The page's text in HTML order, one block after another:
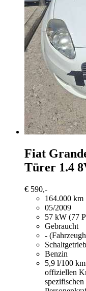
Fiat
Türer 1.4
€ 590,-
164.000 km
05/2009
57 kW (77
Gebraucht
-
Benzin
5,9 l/100
offiziellen